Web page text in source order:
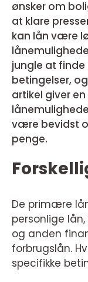
ønsker om
at klare
kan lån være
jungle at finde
betingelser,
artikel giver
være bevidst
penge.
De primære
personlige
og anden
forbrugslån.
specifikke